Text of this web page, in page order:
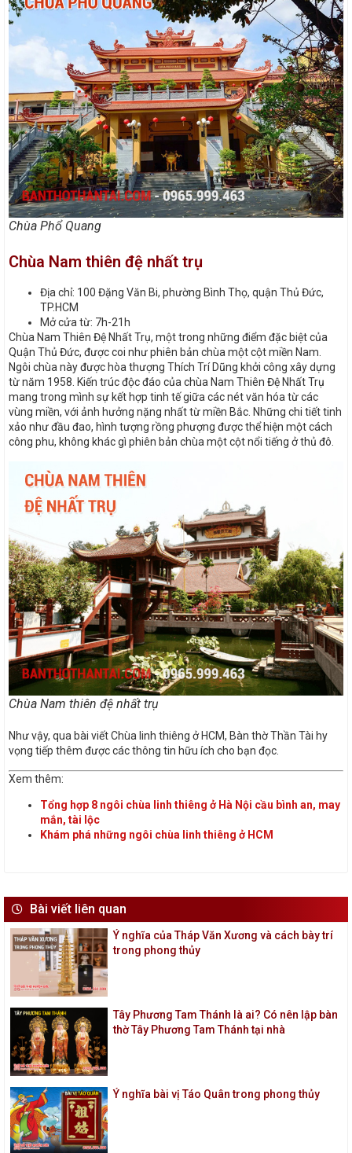
Chùa Phổ Quang
Chùa Nam thiên đệ nhất trụ
Địa chỉ: 100 Đặng Văn Bi, phường Bình Thọ, quận Thủ Đức,
TP.HCM
Mở cửa từ: 7h-21h
Chùa Nam Thiên Đệ Nhất Trụ, một trong những điểm đặc biệt của
Quận Thủ Đức, được coi như phiên bản chùa một cột miền Nam.
Ngôi chùa này được hòa thượng Thích Trí Dũng khởi công xây dựng
từ năm 1958. Kiến trúc độc đáo của chùa Nam Thiên Đệ Nhất Trụ
mang trong mình sự kết hợp tinh tế giữa các nét văn hóa từ các
vùng miền, với ảnh hưởng nặng nhất từ miền Bắc. Những chi tiết tinh
xảo như đầu đao, hình tượng rồng phượng được thể hiện một cách
công phu, không khác gì phiên bản chùa một cột nổi tiếng ở thủ đô.
Chùa Nam thiên đệ nhất trụ
Như vậy, qua bài viết Chùa linh thiêng ở HCM, Bàn thờ Thần Tài hy
vọng tiếp thêm được các thông tin hữu ích cho bạn đọc.
Xem thêm:
Tổng hợp 8 ngôi chùa linh thiêng ở Hà Nội cầu bình an, may
mắn, tài lộc
Khám phá những ngôi chùa linh thiêng ở HCM
Bài viết liên quan
Ý nghĩa của Tháp Văn Xương và cách bày trí
trong phong thủy
Tây Phương Tam Thánh là ai? Có nên lập bàn
thờ Tây Phương Tam Thánh tại nhà
Ý nghĩa bài vị Táo Quân trong phong thủy